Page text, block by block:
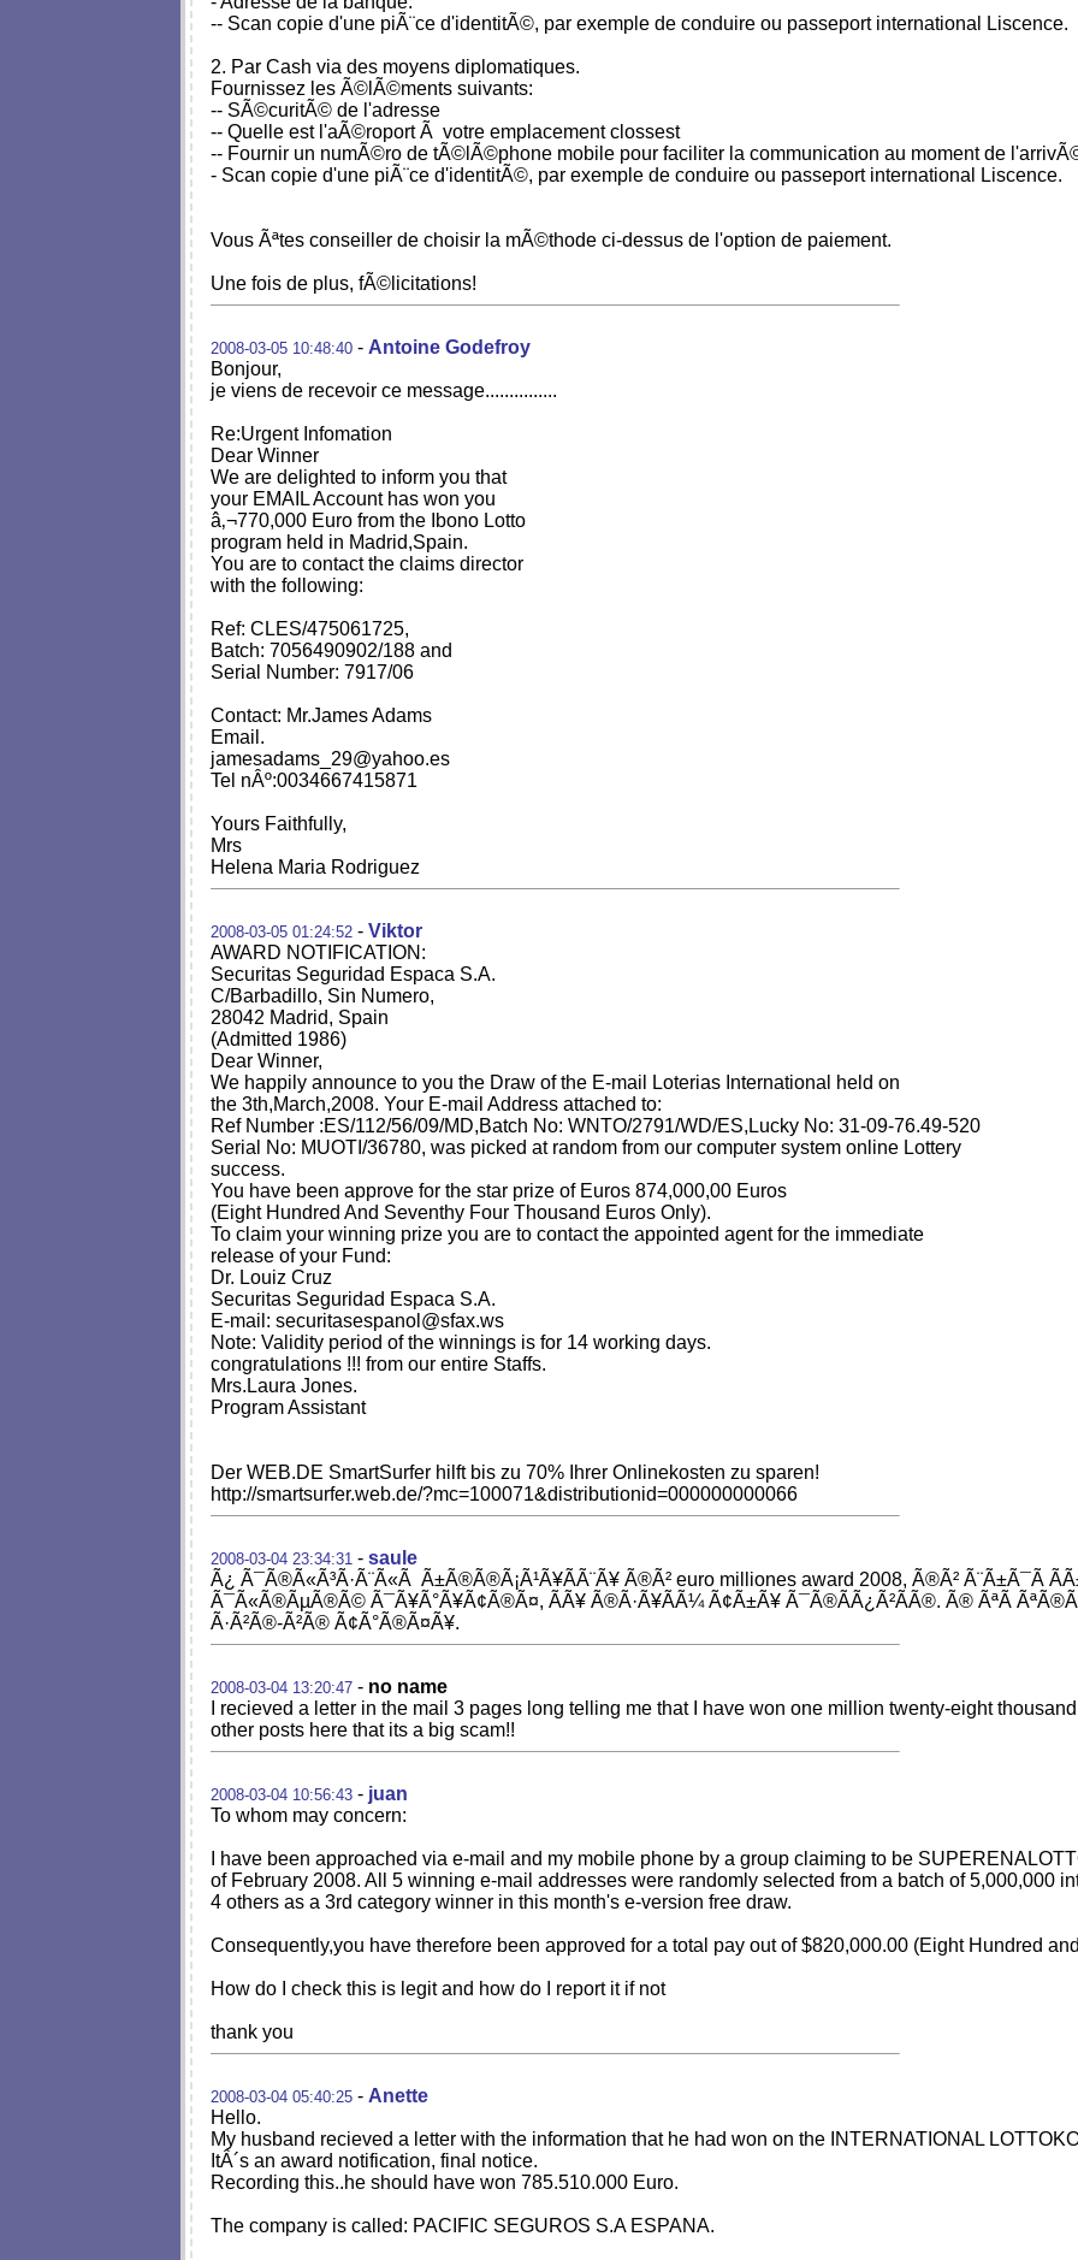
-- Scan copie d'une piÃ¨ce d'identitÃ©, par exemple de conduire ou passeport international Liscence.
2. Par Cash via des moyens diplomatiques.
Fournissez les Ã©lÃ©ments suivants:
-- SÃ©curitÃ© de l'adresse
-- Quelle est l'aÃ©roport Ã votre emplacement clossest
-- Fournir un numÃ©ro de tÃ©lÃ©phone mobile pour faciliter la communication au moment de
- Scan copie d'une piÃ¨ce d'identitÃ©, par exemple de conduire ou passeport international Liscence.
Vous Ãªtes conseiller de choisir la mÃ©thode ci-dessus de l'option de paiement.
Une fois de plus, fÃ©licitations!
2008-03-05 10:48:40 - Antoine Godefroy
Bonjour,
je viens de recevoir ce message...............
Re:Urgent Infomation
Dear Winner
We are delighted to inform you that
your EMAIL Account has won you
â‚¬770,000 Euro from the Ibono Lotto
program held in Madrid,Spain.
You are to contact the claims director
with the following:
Ref: CLES/475061725,
Batch: 7056490902/188 and
Serial Number: 7917/06
Contact: Mr.James Adams
Email.
jamesadams_29@yahoo.es
Tel nÂº:0034667415871
Yours Faithfully,
Mrs
Helena Maria Rodriguez
2008-03-05 01:24:52 - Viktor
AWARD NOTIFICATION:
Securitas Seguridad Espaсa S.A.
C/Barbadillo, Sin Numero,
28042 Madrid, Spain
(Admitted 1986)
Dear Winner,
We happily announce to you the Draw of the E-mail Loterias International held on
the 3th,March,2008. Your E-mail Address attached to:
Ref Number :ES/112/56/09/MD,Batch No: WNTO/2791/WD/ES,Lucky No: 31-09-76.49-520
Serial No: MUOTI/36780, was picked at random from our computer system online Lottery
success.
You have been approve for the star prize of Euros 874,000,00 Euros
(Eight Hundred And Seventhy Four Thousand Euros Only).
To claim your winning prize you are to contact the appointed agent for the immediate
release of your Fund:
Dr. Louiz Cruz
Securitas Seguridad Espaсa S.A.
E-mail: securitasespanol@sfax.ws
Note: Validity period of the winnings is for 14 working days.
congratulations !!! from our entire Staffs.
Mrs.Laura Jones.
Program Assistant
Der WEB.DE SmartSurfer hilft bis zu 70% Ihrer Onlinekosten zu sparen!
http://smartsurfer.web.de/?mc=100071&distributionid=000000000066
2008-03-04 23:34:31 - saule
Ã¿ Ã¯Ã®Ã«Ã³Ã·Ã¨Ã«Ã Ã±Ã®Ã®Ã¡Ã¹Ã¥Ã­Ã¨Ã¥ Ã®Ã² euro milliones award 2008, Ã®Ã² Ã¨Ã±Ã¯Ã
Ã¯Ã«Ã®ÃµÃ®Ã© Ã¯Ã¥Ã°Ã¥Ã¢Ã®Ã¤, Ã­Ã¥ Ã®Ã·Ã¥Ã­Ã¼ Ã¢Ã±Ã¥ Ã¯Ã®Ã­Ã¿Ã²Ã­Ã®. Ã® ÃªÃ
Ã·Ã²Ã®-Ã²Ã® Ã¢Ã°Ã®Ã¤Ã¥.
2008-03-04 13:20:47 - no name
I recieved a letter in the mail 3 pages long telling me that I have won one million twenty-eight
other posts here that its a big scam!!
2008-03-04 10:56:43 - juan
To whom may concern:
I have been approached via e-mail and my mobile phone by a group claiming to be
of February 2008. All 5 winning e-mail addresses were randomly selected from a batch of 5,000,000
4 others as a 3rd category winner in this month's e-version free draw.
Consequently,you have therefore been approved for a total pay out of $820,000.00 (Eight Hundred
How do I check this is legit and how do I report it if not
thank you
2008-03-04 05:40:25 - Anette
Hello.
My husband recieved a letter with the information that he had won on the INTERNATIONAL
ItÂ´s an award notification, final notice.
Recording this..he should have won 785.510.000 Euro.
The company is called: PACIFIC SEGUROS S.A ESPANA.